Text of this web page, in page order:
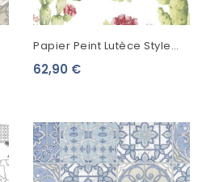
Papier Peint Lutèce Style
Cuisine 3 Cactus Fleuris
62,90 €